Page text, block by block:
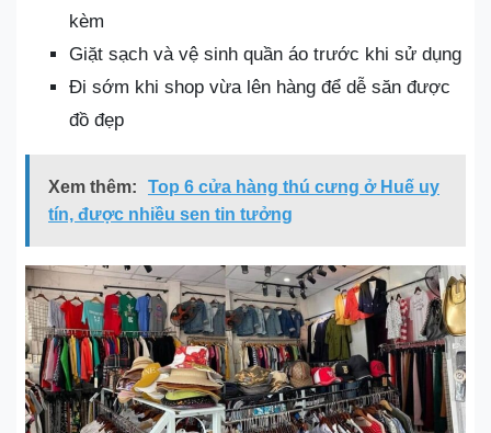
kèm
Giặt sạch và vệ sinh quần áo trước khi sử dụng
Đi sớm khi shop vừa lên hàng để dễ săn được
đồ đẹp
Xem thêm:
Top 6 cửa hàng thú cưng ở Huế uy
tín, được nhiều sen tin tưởng